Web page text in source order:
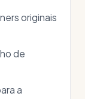
originais
de
a